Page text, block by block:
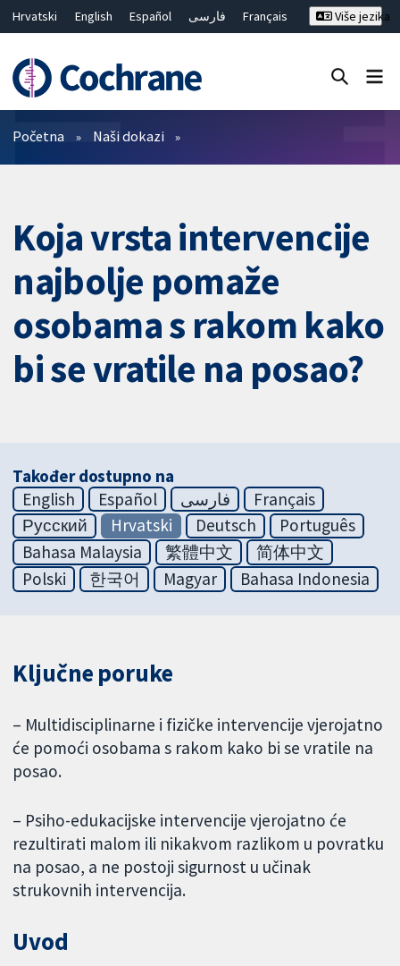
Hrvatski English Español فارسی
Français
繁體中文
简体中文
Više jezika
Prečistači
Početna Naši dokazi
Koja vrsta intervencije
najbolje pomaže
osobama s rakom kako
bi se vratile na posao?
Također dostupno na
English
Español فارسی
Français
Русский
Hrvatski Deutsch
Português
Bahasa Malaysia
繁體中文
简体中文
Polski
한국어 Magyar Bahasa Indonesia
Ključne poruke
– Multidisciplinarne i fizičke intervencije vjerojatno
će pomoći osobama s rakom kako bi se vratile na
posao.
– Psiho-edukacijske intervencije vjerojatno će
rezultirati malom ili nikakvom razlikom u povratku
na posao, a ne postoji sigurnost u učinak
strukovnih intervencija.
Uvod